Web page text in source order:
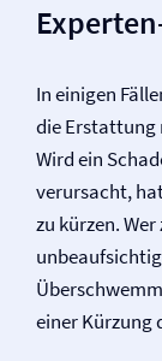
In einigen
die Erstattung
Wird ein
verursacht,
zu kürzen.
einer Kürzung